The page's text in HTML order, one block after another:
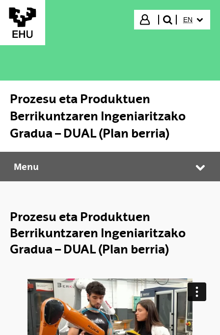
Skip to Main Content
Login
search"
EN
Prozesu eta Produktuen
Berrikuntzaren Ingeniaritzako
Gradua – DUAL (Plan berria)
Prozesu eta Produktuen Berrikuntzaren Ingeniaritzako Gradua – DUAL (Plan berria)
Menu
Prozesu eta Produktuen
Berrikuntzaren Ingeniaritzako
Gradua – DUAL (Plan berria)